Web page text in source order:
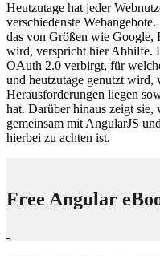
Heutzutage hat jeder
verschiedenste
das von Größen wie Google,
wird, verspricht hier Abhilfe.
OAuth 2.0 verbirgt, für
und heutzutage genutzt wird,
Herausforderungen liegen
hat. Darüber hinaus zeigt sie,
gemeinsam mit AngularJS
hierbei zu achten ist.
Free Angular